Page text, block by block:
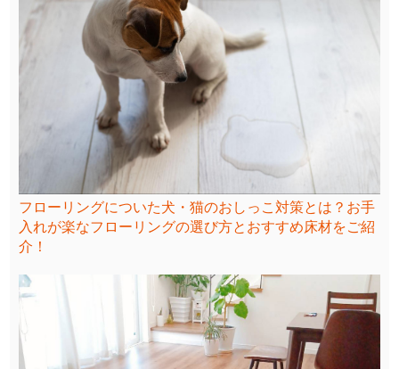
フローリングについた犬・猫のおしっこ対策とは？お手
入れが楽なフローリングの選び方とおすすめ床材をご紹
介！